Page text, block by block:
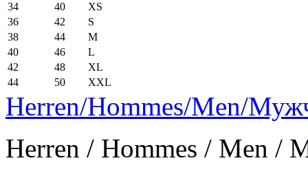
34
40
XS
36
42
S
38
44
M
40
46
L
42
48
XL
44
50 XXL
Herren/Hommes/Men/
Herren / Hommes / Men /